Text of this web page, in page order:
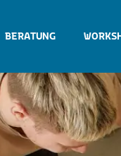
BERATUNG